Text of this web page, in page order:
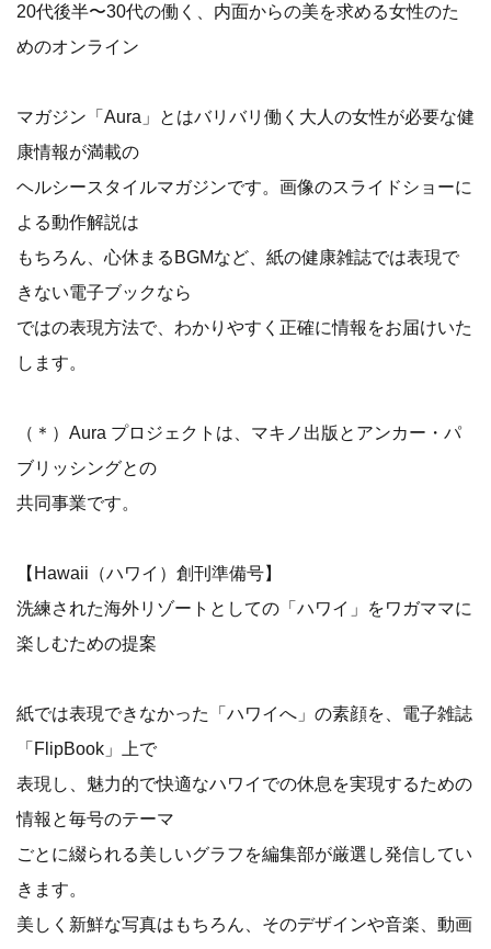
20代後半〜30代の働く、内面からの美を求める女性のた
めのオンライン
マガジン「Aura」とはバリバリ働く大人の女性が必要な健
康情報が満載の
ヘルシースタイルマガジンです。画像のスライドショーに
よる動作解説は
もちろん、心休まるBGMなど、紙の健康雑誌では表現で
きない電子ブックなら
ではの表現方法で、わかりやすく正確に情報をお届けいた
します。
（＊）Aura プロジェクトは、マキノ出版とアンカー・パ
ブリッシングとの
共同事業です。
【Hawaii（ハワイ）創刊準備号】
洗練された海外リゾートとしての「ハワイ」をワガママに
楽しむための提案
紙では表現できなかった「ハワイへ」の素顔を、電子雑誌
「FlipBook」上で
表現し、魅力的で快適なハワイでの休息を実現するための
情報と毎号のテーマ
ごとに綴られる美しいグラフを編集部が厳選し発信してい
きます。
美しく新鮮な写真はもちろん、そのデザインや音楽、動画